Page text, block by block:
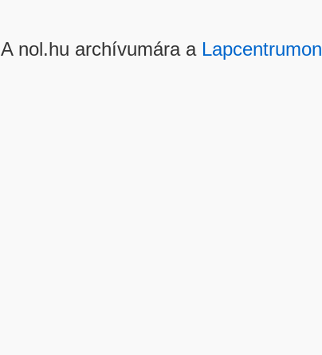
A nol.hu archívumára a Lapcentrumon